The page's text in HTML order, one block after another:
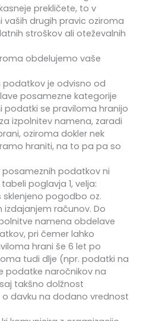
prekličete, to v
vaših drugih pravic oziroma
stroškov ali oteževalnih
obdelujemo vaše
je odvisno od
posamezne kategorije
podatki se praviloma hranijo
izpolnitev namena, zaradi
oziroma dokler nek
hraniti, na to pa pa so
podatkov ni
poglavja 1, velja:
sklenjeno pogodbo oz.
računov. Do
namena obdelave
pri čemer lahko
hrani še 6 let po
tudi dlje (npr. podatki na
podatke naročnikov na
takšno dolžnost
davku na dodano vrednost